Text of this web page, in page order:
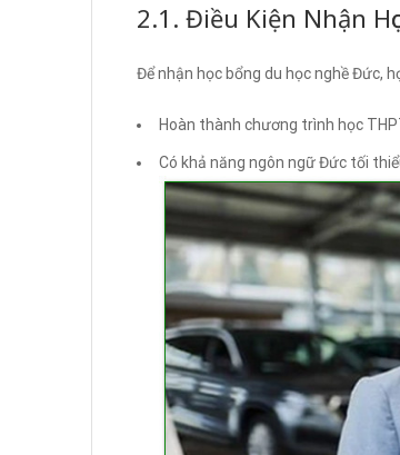
2.1. Điều Kiện Nhận
Để nhận học bổng du học nghề Đức,
Hoàn thành chương trình học
Có khả năng ngôn ngữ Đức tối